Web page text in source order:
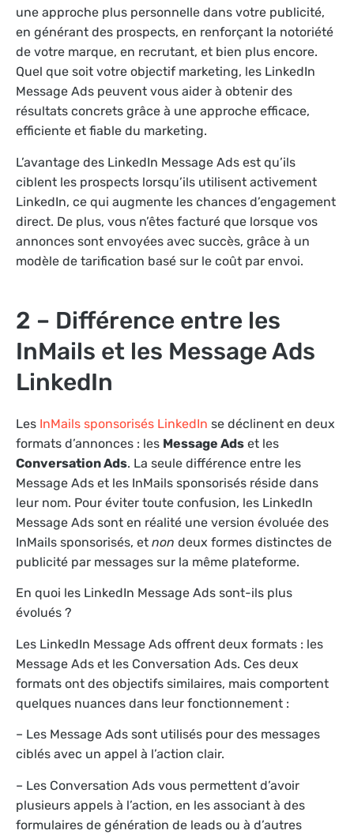
une approche plus personnelle dans votre publicité,
en générant des prospects, en renforçant la notoriété
de votre marque, en recrutant, et bien plus encore.
Quel que soit votre objectif marketing, les LinkedIn
Message Ads peuvent vous aider à obtenir des
résultats concrets grâce à une approche efficace,
efficiente et fiable du marketing.
L’avantage des LinkedIn Message Ads est qu’ils
ciblent les prospects lorsqu’ils utilisent activement
LinkedIn, ce qui augmente les chances d’engagement
direct. De plus, vous n’êtes facturé que lorsque vos
annonces sont envoyées avec succès, grâce à un
modèle de tarification basé sur le coût par envoi.
2 – Différence entre les
InMails et les Message Ads
LinkedIn
Les InMails sponsorisés LinkedIn se déclinent en deux
formats d’annonces : les Message Ads et les
Conversation Ads. La seule différence entre les
Message Ads et les InMails sponsorisés réside dans
leur nom. Pour éviter toute confusion, les LinkedIn
Message Ads sont en réalité une version évoluée des
InMails sponsorisés, et non deux formes distinctes de
publicité par messages sur la même plateforme.
En quoi les LinkedIn Message Ads sont-ils plus
évolués ?
Les LinkedIn Message Ads offrent deux formats : les
Message Ads et les Conversation Ads. Ces deux
formats ont des objectifs similaires, mais comportent
quelques nuances dans leur fonctionnement :
– Les Message Ads sont utilisés pour des messages
ciblés avec un appel à l’action clair.
– Les Conversation Ads vous permettent d’avoir
plusieurs appels à l’action, en les associant à des
formulaires de génération de leads ou à d’autres